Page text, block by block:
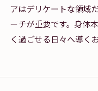
アはデリケートな領域
ーチが重要です。身体
く過ごせる日々へ導く